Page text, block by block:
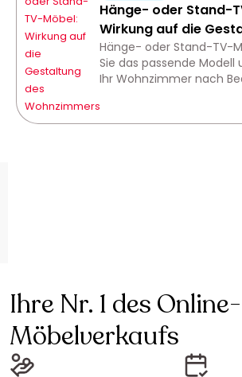
Hänge- oder Stand-
Wirkung auf die
Wohnzimmers
Hänge- oder Stand-TV-
Sie das passende Modell
Ihr Wohnzimmer nach
Ihre Nr. 1 des Online-
Möbelverkaufs